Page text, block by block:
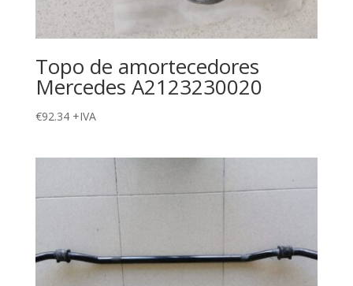
Topo de amortecedores
Mercedes A2123230020
€92.34 +IVA